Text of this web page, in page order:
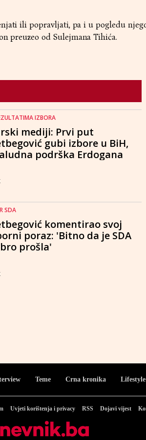
ili popravljati, pa i u pogledu
preuzeo od Sulejmana Tihića.
IZBORA
mediji: Prvi put
gubi izbore u BiH,
podrška Erdogana
SDA
komentirao svoj
poraz: 'Bitno da je SDA
prošla'
Teme Crna kronika Lifestyle
Uvjeti korištenja i privacy RSS Dojavi vijest